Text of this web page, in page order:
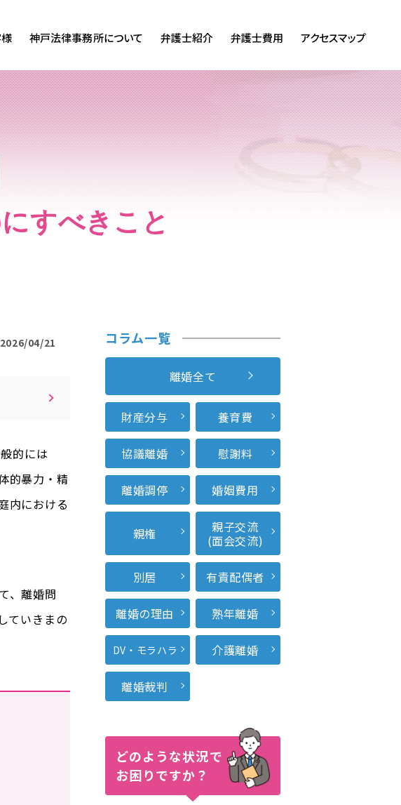
神戸法律事務所について 弁護士紹介 弁護士費用 アクセスマップ
すべきこと
04/21
的には
的暴力・精
内における
、離婚問
ていきまの
コラム一覧
離婚全て
財産分与 養育費
協議離婚 慰謝料
離婚調停 婚姻費用
親権
親子交流
(面会交流)
別居 有責配偶者
離婚の理由 熟年離婚
DV・モラハラ 介護離婚
離婚裁判
どのような状況で
お困りですか？